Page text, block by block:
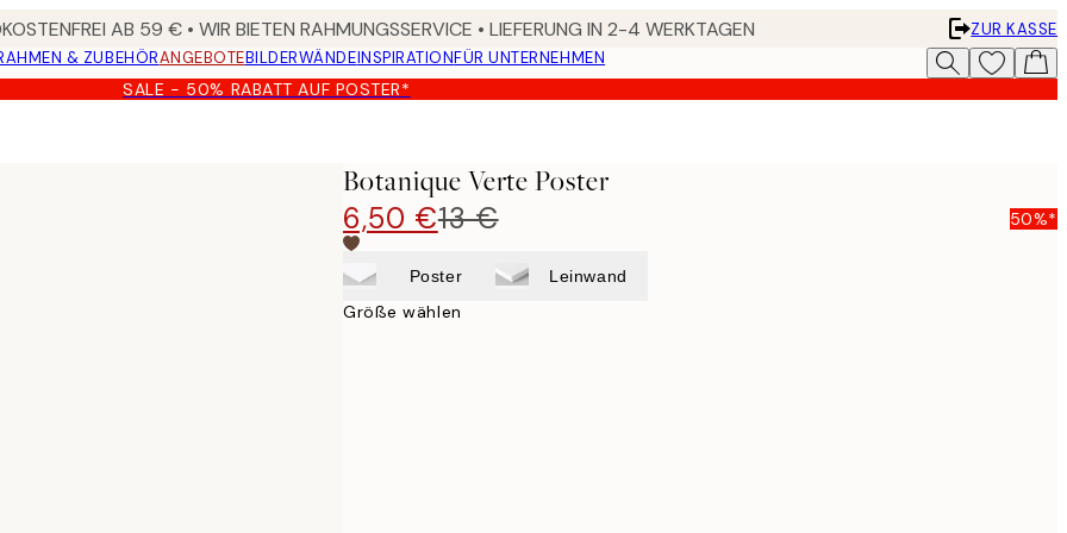
AB 59 € • WIR BIETEN RAHMUNGSSERVICE • LIEFERUNG IN 2-4 WERKTAGEN
ZUR KASSE
& ZUBEHÖRANGEBOTEBILDERWÄNDEINSPIRATIONFÜR UNTERNEHMEN
SALE - 50% RABATT AUF POSTER*
Botanique Verte Poster
6,50 €13 € 50%*
Poster Leinwand
Größe wählen